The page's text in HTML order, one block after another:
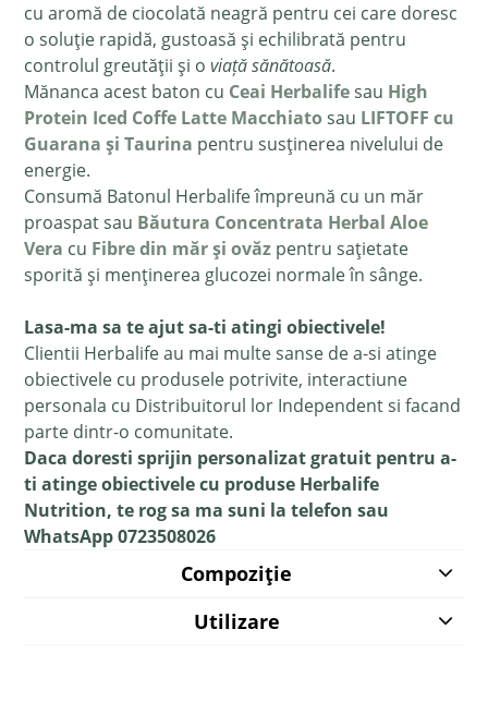
cu aromă de ciocolată neagră pentru cei care doresc
o soluție rapidă, gustoasă și echilibrată pentru
controlul greutății și oviață sănătoasă.
Mănanca acest baton cu Ceai Herbalifesau High
Protein Iced Coffe Latte Macchiato sau LIFTOFF cu
Guarana și Taurina pentru susținerea nivelului de
energie.
Consumă Batonul Herbalife împreună cu un măr
proaspat sau Băutura Concentrata Herbal Aloe
Vera cu Fibre din măr și ovăz pentru sațietate
sporită și menținerea glucozei normale în sânge.
Lasa-ma sa te ajut sa-ti atingi obiectivele!
Clientii Herbalife au mai multe sanse de a-si atinge
obiectivele cu produsele potrivite, interactiune
personala cu Distribuitorul lor Independent si facand
parte dintr-o comunitate.
Daca doresti sprijin personalizat gratuit pentru a-
ti atinge obiectivele cu produse Herbalife
Nutrition, te rog sa ma suni la telefon sau
WhatsApp 0723508026
Compoziție
Utilizare